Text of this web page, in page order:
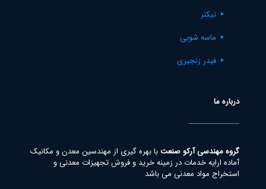
تیکنر
ماسه شویی
فیدر زنجیری
درباره ما
گروه مهندسی آرکو صنعتبا بهره گیری از مهندسین معدن و مکانیک
آماده ارایه خدمات در زمینه خرید و فروش تجهیزات معدنی و
استخراج مواد معدنی می باشد